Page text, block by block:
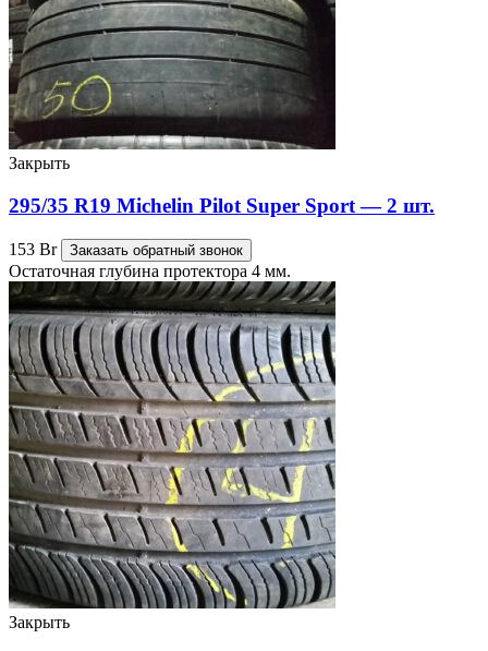
Закрыть
295/35 R19 Michelin Pilot Super Sport — 2 шт.
153 Br Заказать обратный звонок
Остаточная глубина протектора 4 мм.
Закрыть